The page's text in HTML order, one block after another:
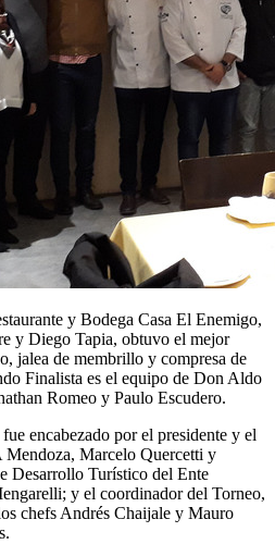
y Bodega Casa El Enemigo,
y Diego Tapia, obtuvo el mejor
jalea de membrillo y compresa de
Finalista es el equipo de Don Aldo
Romeo y Paulo Escudero.
encabezado por el presidente y el
Marcelo Quercetti y
Desarrollo Turístico del Ente
y el coordinador del Torneo,
chefs Andrés Chaijale y Mauro